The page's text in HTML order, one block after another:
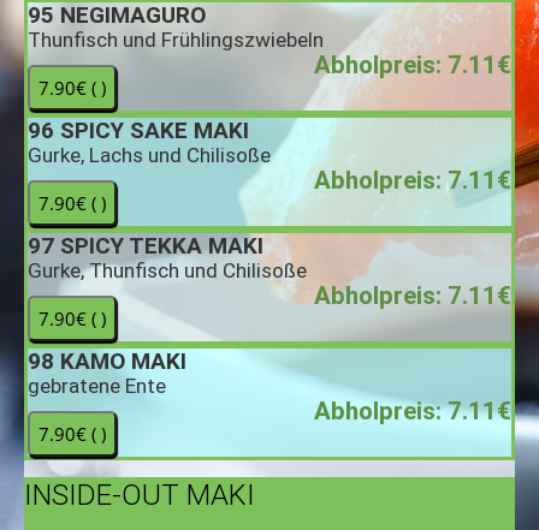
95 NEGIMAGURO
Thunfisch und Frühlingszwiebeln
Abholpreis: 7.11€
96 SPICY SAKE MAKI
Gurke, Lachs und Chilisoße
Abholpreis: 7.11€
97 SPICY TEKKA MAKI
Gurke, Thunfisch und Chilisoße
Abholpreis: 7.11€
98 KAMO MAKI
gebratene Ente
Abholpreis: 7.11€
INSIDE-OUT MAKI